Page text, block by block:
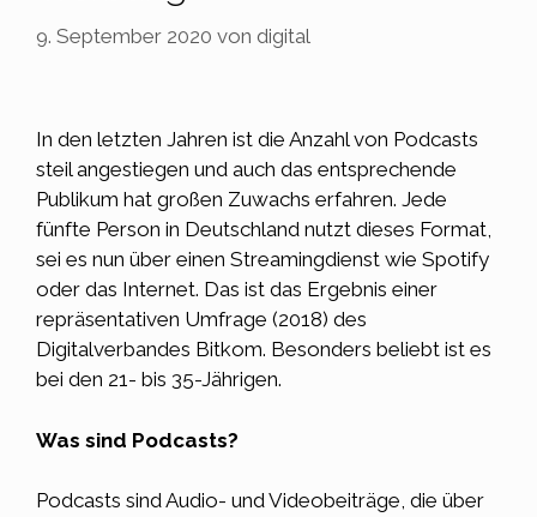
9. September 2020 von digital
In den letzten Jahren ist die Anzahl von Podcasts
steil angestiegen und auch das entsprechende
Publikum hat großen Zuwachs erfahren. Jede
fünfte Person in Deutschland nutzt dieses Format,
sei es nun über einen Streamingdienst wie Spotify
oder das Internet. Das ist das Ergebnis einer
repräsentativen Umfrage (2018) des
Digitalverbandes Bitkom. Besonders beliebt ist es
bei den 21- bis 35-Jährigen.
Was sind Podcasts?
Podcasts sind Audio- und Videobeiträge, die über